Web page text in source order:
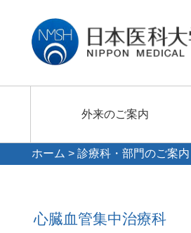
外来のご案内
ホーム > 診療科・部門のご案内
心臓血管集中治療科